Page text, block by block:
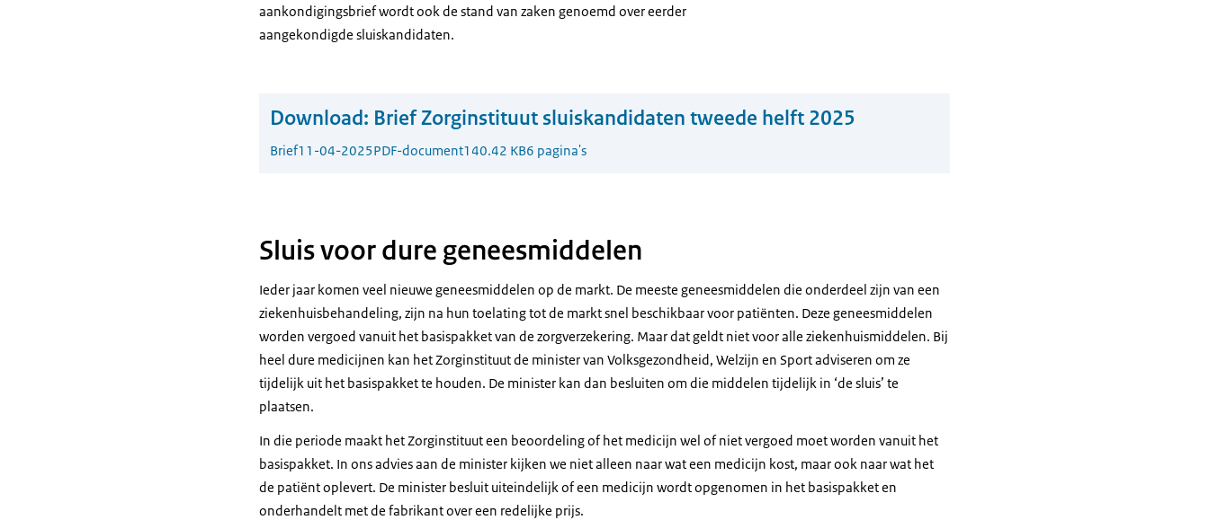
aankondigingsbrief wordt ook de stand van zaken genoemd over eerder
aangekondigde sluiskandidaten.
Download: Brief Zorginstituut sluiskandidaten tweede helft 2025
Brief11-04-2025PDF-document140.42 KB6 pagina's
Sluis voor dure geneesmiddelen
Ieder jaar komen veel nieuwe geneesmiddelen op de markt. De meeste geneesmiddelen die onderdeel zijn van een
ziekenhuisbehandeling, zijn na hun toelating tot de markt snel beschikbaar voor patiënten. Deze geneesmiddelen
worden vergoed vanuit het basispakket van de zorgverzekering. Maar dat geldt niet voor alle ziekenhuismiddelen. Bij
heel dure medicijnen kan het Zorginstituut de minister van Volksgezondheid, Welzijn en Sport adviseren om ze
tijdelijk uit het basispakket te houden. De minister kan dan besluiten om die middelen tijdelijk in ‘de sluis’ te
plaatsen.
In die periode maakt het Zorginstituut een beoordeling of het medicijn wel of niet vergoed moet worden vanuit het
basispakket. In ons advies aan de minister kijken we niet alleen naar wat een medicijn kost, maar ook naar wat het
de patiënt oplevert. De minister besluit uiteindelijk of een medicijn wordt opgenomen in het basispakket en
onderhandelt met de fabrikant over een redelijke prijs.